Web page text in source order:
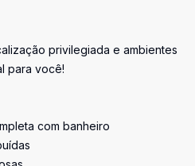
privilegiada e ambientes
para você!
com banheiro